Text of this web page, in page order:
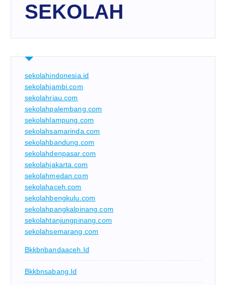
SEKOLAH
sekolahindonesia.id
sekolahjambi.com
sekolahriau.com
sekolahpalembang.com
sekolahlampung.com
sekolahsamarinda.com
sekolahbandung.com
sekolahdenpasar.com
sekolahjakarta.com
sekolahmedan.com
sekolahaceh.com
sekolahbengkulu.com
sekolahpangkalpinang.com
sekolahtanjungpinang.com
sekolahsemarang.com
Bkkbnbandaaceh.id
Bkkbnsabang.id